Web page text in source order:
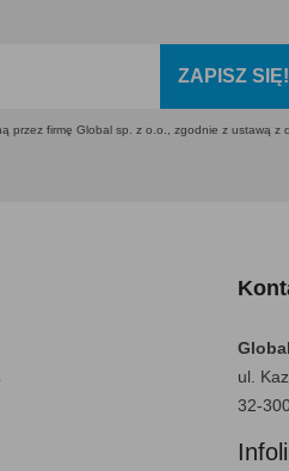
ZAPISZ SIĘ!
firmę Global sp. z o.o., zgodnie z ustawą z
ul.
32-